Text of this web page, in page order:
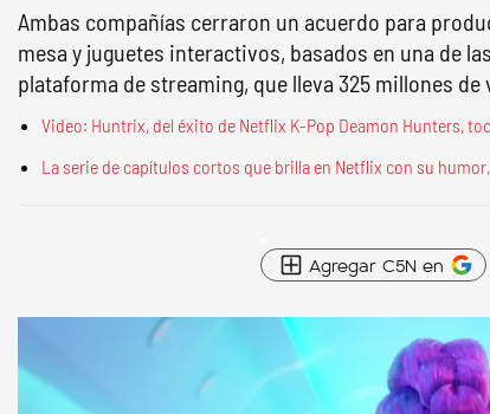
Ambas compañías cerraron un acuerdo para
mesa y juguetes interactivos, basados en una de
plataforma de streaming, que lleva 325 millones
Video: Huntrix, del éxito de Netflix K-Pop Deamon Hunters,
La serie de capítulos cortos que brilla en Netflix con su
Agregar C5N en